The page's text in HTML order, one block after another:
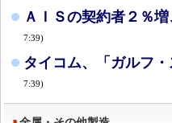
ＡＩＳの契約者２％
7:39)
タイコム、「ガルフ
7:39)